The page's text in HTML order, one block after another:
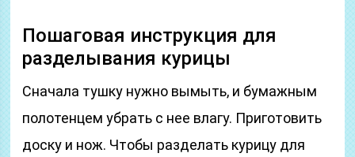
Пошаговая инструкция для
разделывания курицы
Сначала тушку нужно вымыть, и бумажным
полотенцем убрать с нее влагу. Приготовить
доску и нож. Чтобы разделать курицу для